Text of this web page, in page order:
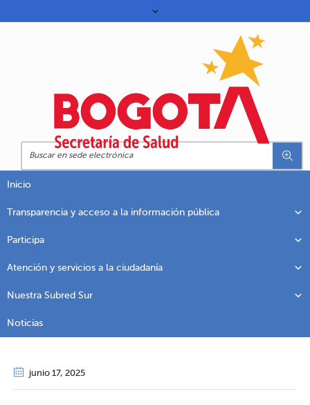
Inicio
Transparencia y acceso a la información pública
Participa
Atención y servicios a la ciudadanía
Nuestra Subred Sur
Noticias
junio 17, 2025